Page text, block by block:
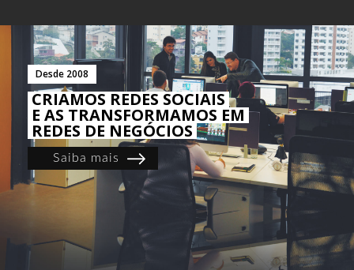
Desde 2008
CRIAMOS REDES SOCIAIS
E AS TRANSFORMAMOS EM
REDES DE NEGÓCIOS
Saiba mais